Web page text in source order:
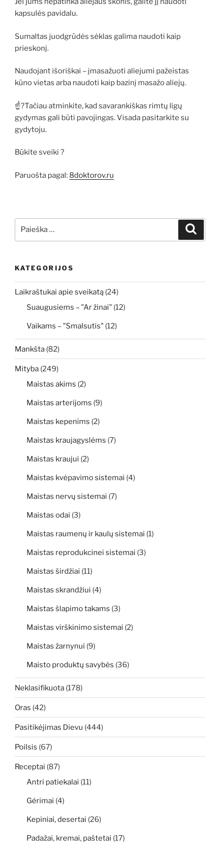
kapsulės pavidalu.
Sumaltas juodgrūdės sėklas galima naudoti kaip
prieskonį.
Naudojant išoriškai – įmasažuoti aliejumi pažeistas
kūno vietas arba naudoti kaip bazinį masažo aliejų.
☝?Tačiau atminkite, kad savarankiškas rimtų ligų
gydymas gali būti pavojingas. Visada pasitarkite su
gydytoju.
Būkite sveiki ?
Paruošta pagal: 8doktorov.ru
KATEGORIJOS
Laikraštukai apie sveikatą (24)
Suaugusiems – "Ar žinai" (12)
Vaikams – "Smalsutis" (12)
Mankšta (82)
Mityba (249)
Maistas akims (2)
Maistas arterijoms (9)
Maistas kepenims (2)
Maistas kraujagyslėms (7)
Maistas kraujui (2)
Maistas kvėpavimo sistemai (4)
Maistas nervų sistemai (7)
Maistas odai (3)
Maistas raumenų ir kaulų sistemai (1)
Maistas reprodukcinei sistemai (3)
Maistas širdžiai (11)
Maistas skrandžiui (4)
Maistas šlapimo takams (3)
Maistas virškinimo sistemai (2)
Maistas žarnynui (9)
Maisto produktų savybės (36)
Neklasifikuota (178)
Oras (42)
Pasitikėjimas Dievu (444)
Poilsis (67)
Receptai (87)
Antri patiekalai (11)
Gėrimai (4)
Kepiniai, desertai (26)
Padažai, kremai, paštetai (17)